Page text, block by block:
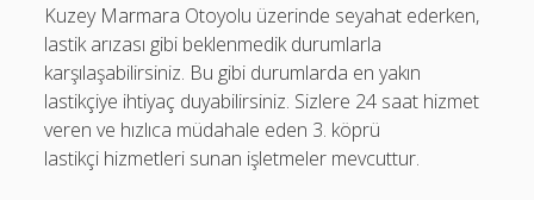
Kuzey Marmara Otoyolu üzerinde seyahat ederken,
lastik arızası gibi beklenmedik durumlarla
karşılaşabilirsiniz. Bu gibi durumlarda en yakın
lastikçiye ihtiyaç duyabilirsiniz. Sizlere 24 saat hizmet
veren ve hızlıca müdahale eden 3. köprü
lastikçi hizmetleri sunan işletmeler mevcuttur.